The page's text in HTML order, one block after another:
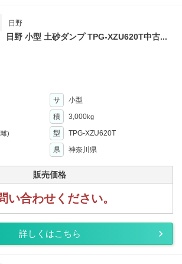
日野
日野 小型 土砂ダンプ TPG-XZU620T中古...
サ
小型
積 3,000kg
) 型
TPG-XZU620T
県 神奈川県
販売価格
い合わせください。
詳しくはこちら